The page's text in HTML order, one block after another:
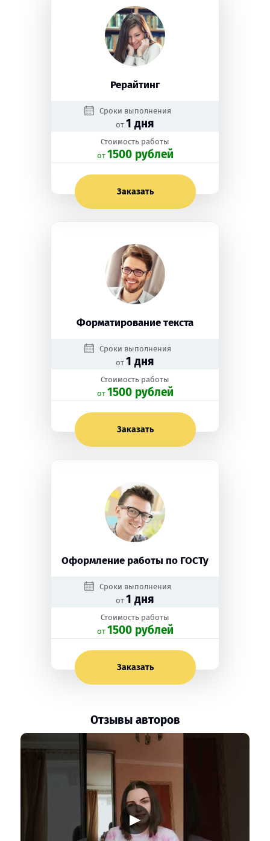
Рерайтинг
Сроки выполнения
от 1 дня
Стоимость работы
oт 1500 рублей
Заказать
Форматирование текста
Сроки выполнения
от 1 дня
Стоимость работы
oт 1500 рублей
Заказать
Оформление работы по ГОСТу
Сроки выполнения
от 1 дня
Стоимость работы
oт 1500 рублей
Заказать
Отзывы авторов
▶